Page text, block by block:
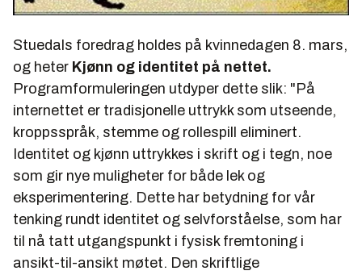
Stuedals foredrag holdes på kvinnedagen 8. mars,
og heter Kjønn og identitet på nettet.
Programformuleringen utdyper dette slik: "På
internettet er tradisjonelle uttrykk som utseende,
kroppsspråk, stemme og rollespill eliminert.
Identitet og kjønn uttrykkes i skrift og i tegn, noe
som gir nye muligheter for både lek og
eksperimentering. Dette har betydning for vår
tenking rundt identitet og selvforståelse, som har
til nå tatt utgangspunkt i fysisk fremtoning i
ansikt-til-ansikt møtet. Den skriftlige